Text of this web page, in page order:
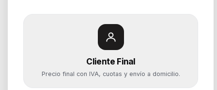
Cliente Final
Precio final con IVA, cuotas y envío a domicilio.
Categorías
Notebooks
Computadoras y PCs